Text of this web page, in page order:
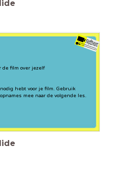
de film over jezelf
hebt voor je film. Gebruik
mee naar de volgende les.